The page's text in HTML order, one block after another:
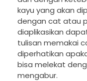
kayu yang akan
dengan cat atau
diaplikasikan
tulisan memakai
diperhatikan
bisa melekat
mengabur.